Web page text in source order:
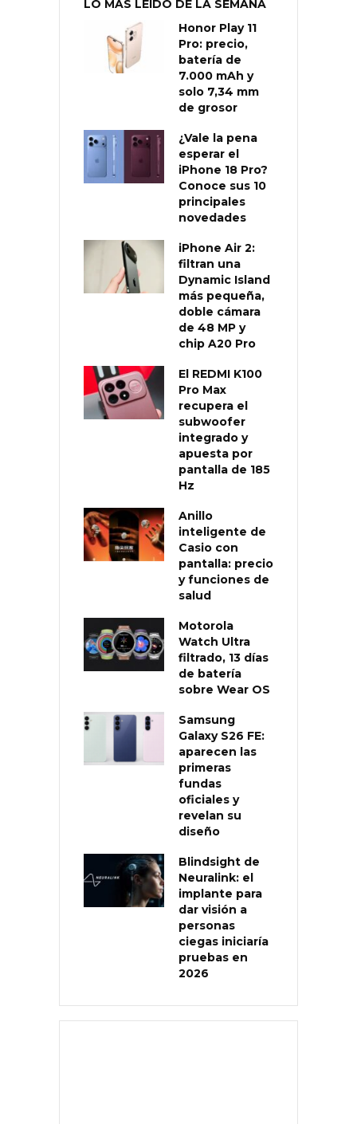
LO MÁS LEÍDO DE LA SEMANA
Honor Play 11
Pro: precio,
batería de
7.000 mAh y
solo 7,34 mm
de grosor
¿Vale la pena
esperar el
iPhone 18 Pro?
Conoce sus 10
principales
novedades
iPhone Air 2:
filtran una
Dynamic Island
más pequeña,
doble cámara
de 48 MP y
chip A20 Pro
El REDMI K100
Pro Max
recupera el
subwoofer
integrado y
apuesta por
pantalla de 185
Hz
Anillo
inteligente de
Casio con
pantalla: precio
y funciones de
salud
Motorola
Watch Ultra
filtrado, 13 días
de batería
sobre Wear OS
Samsung
Galaxy S26 FE:
aparecen las
primeras
fundas
oficiales y
revelan su
diseño
Blindsight de
Neuralink: el
implante para
dar visión a
personas
ciegas iniciaría
pruebas en
2026